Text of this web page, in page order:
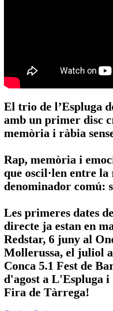
El trio de l’Espluga
amb un primer disc
memòria i ràbia
Rap, memòria i
que oscil·len entre
denominador comú:
Les primeres dates
directe ja estan en
Redstar, 6 juny al
Mollerussa, el juliol
Conca 5.1 Fest de
d'agost a L'Espluga i
Fira de Tàrrega!